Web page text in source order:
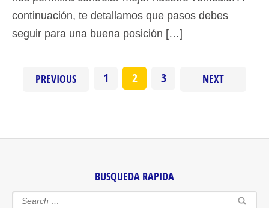
continuación, te detallamos que pasos debes
seguir para una buena posición […]
PREVIOUS 1 2 3 NEXT
BUSQUEDA RAPIDA